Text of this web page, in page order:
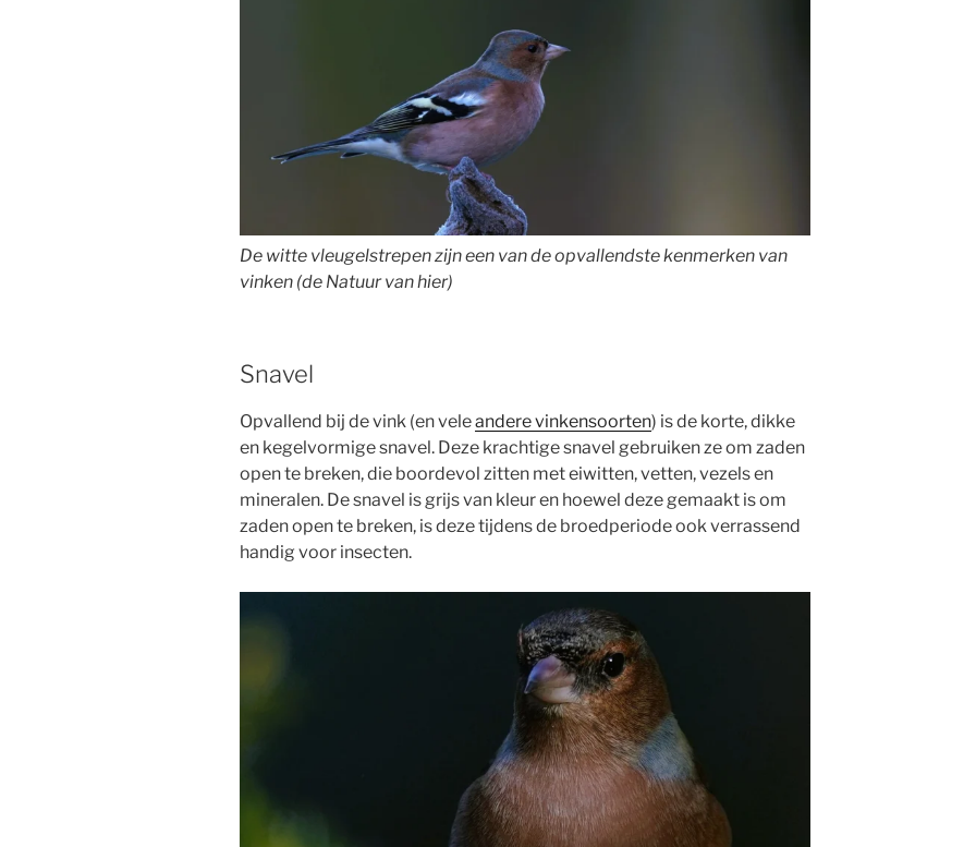
De witte vleugelstrepen zijn een van de opvallendste kenmerken van
vinken (de Natuur van hier)
Snavel
Opvallend bij de vink (en veleandere vinkensoorten) is de korte, dikke
en kegelvormige snavel. Deze krachtige snavel gebruiken ze om zaden
open te breken, die boordevol zitten met eiwitten, vetten, vezels en
mineralen. De snavel is grijs van kleur en hoewel deze gemaakt is om
zaden open te breken, is deze tijdens de broedperiode ook verrassend
handig voor insecten.